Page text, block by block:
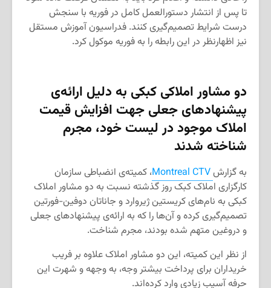
تا پس از انتشار دستورالعمل کامل در فوریه با سنجش
درست شرایط تصمیم‌گیری کنند. فدراسیون آموزش مستقل
نیز اظهارنظر در این رابطه را به فوریه موکول کرد.
دو مشاور املاکی کبکی به دلیل ارائه‌ی
پیشنهادهای جعلی جهت افزایش قیمت
املاک موجود در لیست خود، مجرم
شناخته شدند
به گزارش
، کمیته‌ی انضباطی سازمان
کارگزاری املاک کبک روز گذشته نسبت به دو مشاور املاک
کبکی به نام‌های کریستین ژیروارد و جاناتان دوفین-فورتین
تصمیم‌گیری کرده و آن‌ها را که به ارائه‌ی پیشنهادهای جعلی
و دروغین متهم شده بودند، مجرم شناخت.
از نظر این کمیته، این دو مشاور املاک علاوه بر فریب
خریداران برای پرداخت بیشتر وجه، به وجهه و شهرت این
حرفه آسیب زیادی وارد کرده‌اند.